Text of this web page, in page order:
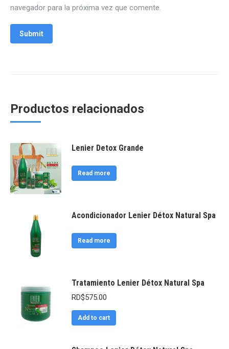
navegador para la próxima vez que comente.
Productos relacionados
Lenier Detox Grande
Read more
Acondicionador Lenier Détox Natural Spa
Read more
Tratamiento Lenier Détox Natural Spa
RD$575.00
Add to cart